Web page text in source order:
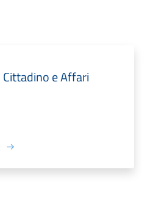
Cittadino e Affari